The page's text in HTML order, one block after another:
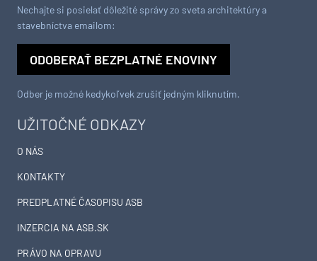
UŽITOČNÉ ODKAZY
O NÁS
KONTAKTY
PREDPLATNÉ ČASOPISU ASB
INZERCIA NA ASB.SK
PRÁVO NA OPRAVU
Nechajte si posielať dôležité správy zo sveta architektúry a
stavebníctva emailom:
ODOBERAŤ BEZPLATNÉ ENOVINY
Odber je možné kedykoľvek zrušiť jedným kliknutím.